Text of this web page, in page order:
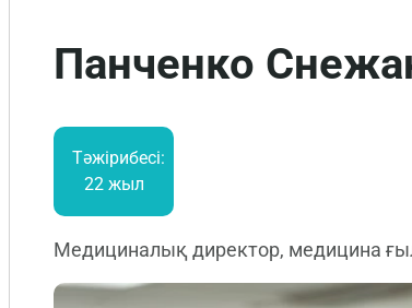
Панченко
Тәжірибесі:
22 жыл
Медициналық директор, медицина